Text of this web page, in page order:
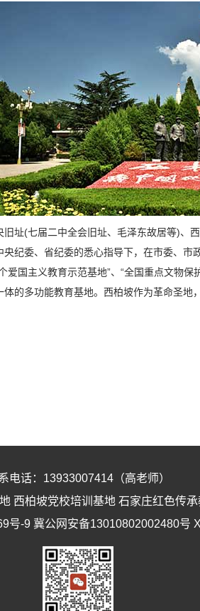
址(七届二中全会旧址、毛泽东故居等)、
纪委、省纪委的悉心指导下，在市委、市
爱国主义教育示范基地”、“全国重点文物
的多功能教育基地。西柏坡作为革命圣
电话：13933007414（高老师）
西柏坡党校培训基地 石家庄红色传
号-9 冀公网安备13010802002480号